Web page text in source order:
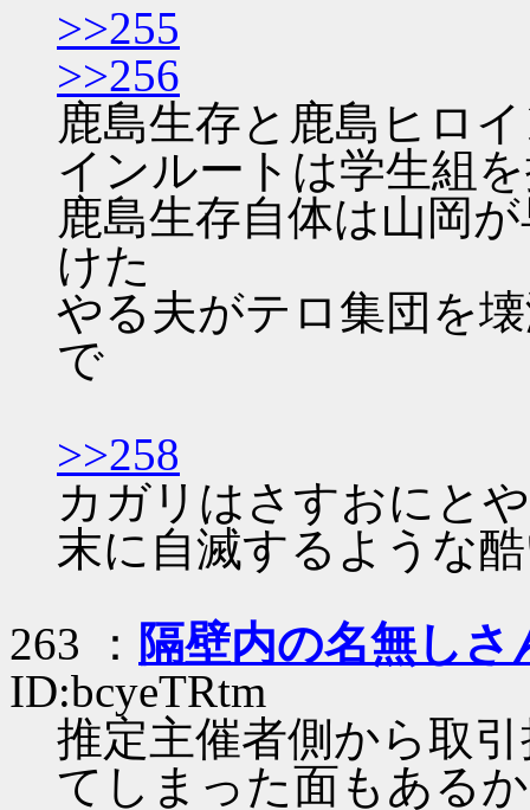
>>255
>>256
鹿島生存と鹿島ヒロ
インルートは学生組
鹿島生存自体は山岡
けた
やる夫がテロ集団を
で
>>258
カガリはさすおにと
末に自滅するような
263 ： 隔壁内の名無しさ
ID:bcyeTRtm
推定主催者側から取
てしまった面もある